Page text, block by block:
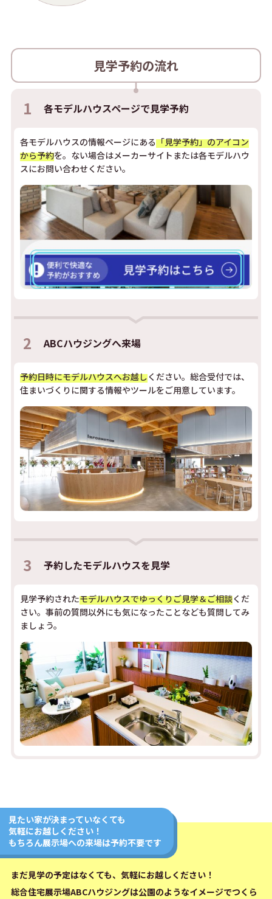
見学予約の流れ
1 各モデルハウスページで見学予約
各モデルハウスの情報ページにある「見学予約」のアイコン
から予約を。ない場合はメーカーサイトまたは各モデルハウ
スにお問い合わせください。
2 ABCハウジングへ来場
予約日時にモデルハウスへお越しください。総合受付では、
住まいづくりに関する情報やツールをご用意しています。
3 予約したモデルハウスを見学
見学予約されたモデルハウスでゆっくりご見学＆ご相談くだ
さい。事前の質問以外にも気になったことなども質問してみ
ましょう。
見たい家が決まっていなくても
気軽にお越しください！
もちろん展示場への来場は予約不要です
まだ見学の予定はなくても、気軽にお越しください！
総合住宅展示場ABCハウジングは公園のようなイメージでつくら